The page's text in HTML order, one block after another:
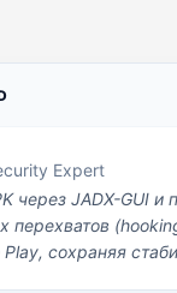
Expert
через JADX-
перехватов
сохраняя